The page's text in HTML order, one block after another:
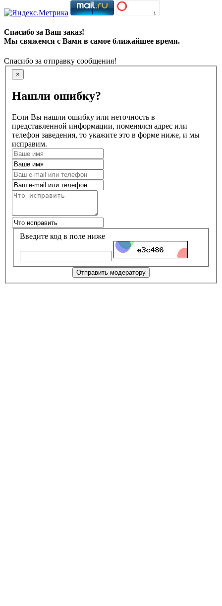
Спасибо за Ваш заказ!
Мы свяжемся с Вами в самое ближайшее время.
Спасибо за отправку сообщения!
×
Нашли ошибку?
Если Вы нашли ошибку или неточность в
представленной информации, поменялся адрес или
телефон заведения, то укажите это в форме ниже, и мы
исправим.
Введите код в поле ниже
Отправить модератору